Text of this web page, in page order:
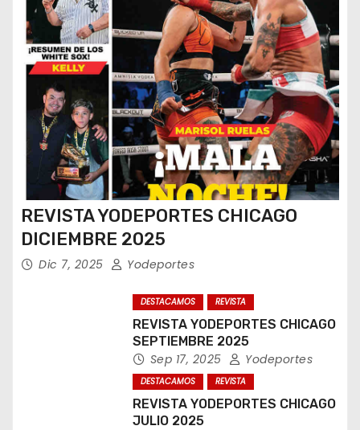
REVISTA YODEPORTES CHICAGO
DICIEMBRE 2025
Dic 7, 2025 Yodeportes
DESTACAMOS REVISTA
REVISTA YODEPORTES CHICAGO
SEPTIEMBRE 2025
Sep 17, 2025 Yodeportes
DESTACAMOS REVISTA
REVISTA YODEPORTES CHICAGO
JULIO 2025